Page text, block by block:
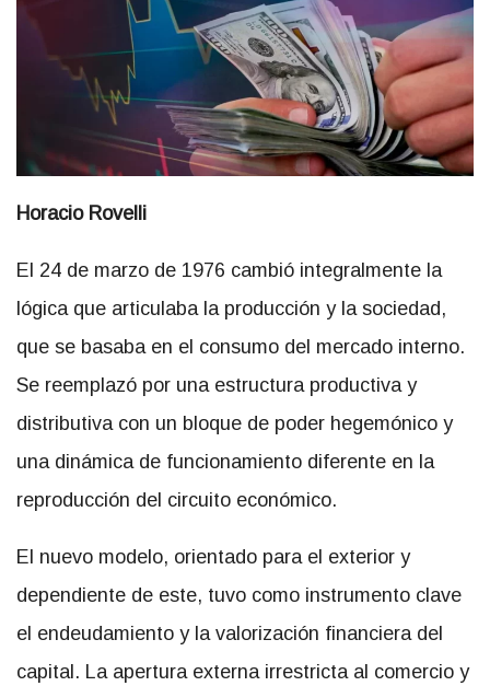
Horacio Rovelli
El 24 de marzo de 1976 cambió integralmente la
lógica que articulaba la producción y la sociedad,
que se basaba en el consumo del mercado interno.
Se reemplazó por una estructura productiva y
distributiva con un bloque de poder hegemónico y
una dinámica de funcionamiento diferente en la
reproducción del circuito económico.
El nuevo modelo, orientado para el exterior y
dependiente de este, tuvo como instrumento clave
el endeudamiento y la valorización financiera del
capital. La apertura externa irrestricta al comercio y